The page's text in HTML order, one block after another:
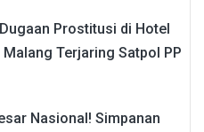
Prostitusi di Hotel
Terjaring Satpol PP
Nasional! Simpanan